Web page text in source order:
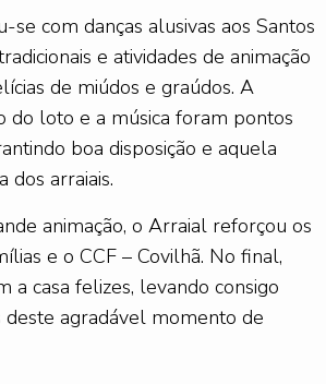
com danças alusivas aos Santos
e atividades de animação
de miúdos e graúdos. A
do loto e a música foram pontos
boa disposição e aquela
dos arraiais.
animação, o Arraial reforçou os
e o CCF – Covilhã. No final,
a casa felizes, levando consigo
deste agradável momento de